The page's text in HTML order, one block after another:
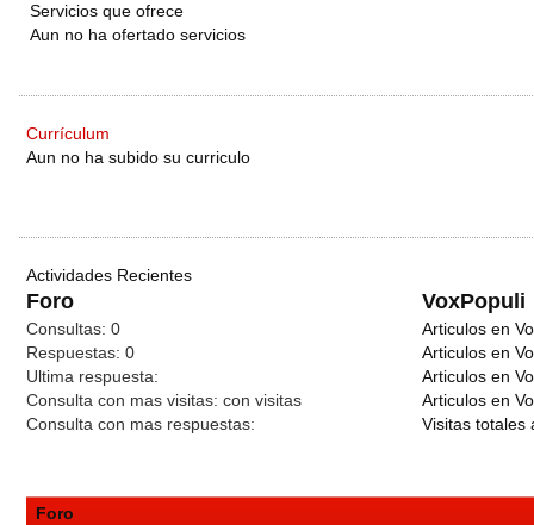
Servicios que ofrece
Aun no ha ofertado servicios
Currículum
Aun no ha subido su curriculo
Actividades Recientes
Foro VoxPopuli
Consultas: 0
Respuestas: 0
Ultima respuesta:
Consulta con mas visitas: con visitas
Consulta con mas respuestas:
Articulos en
Articulos en
Articulos en
Articulos en
Visitas totales
Foro